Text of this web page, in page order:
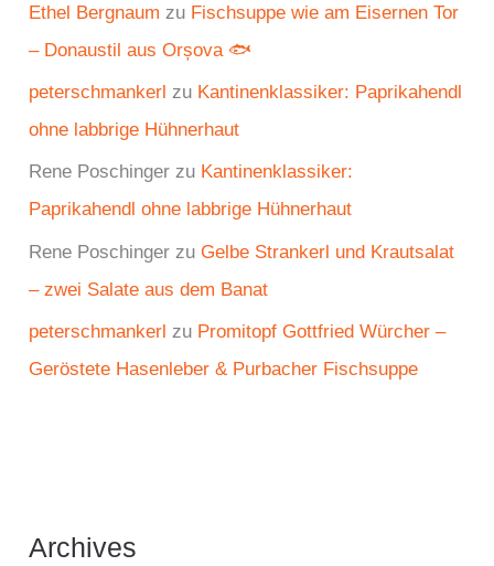
Ethel Bergnaum zu Fischsuppe wie am Eisernen Tor
– Donaustil aus Orșova 🐟
peterschmankerl zu Kantinenklassiker: Paprikahendl
ohne labbrige Hühnerhaut
Rene Poschinger zu Kantinenklassiker:
Paprikahendl ohne labbrige Hühnerhaut
Rene Poschinger zuGelbe Strankerl und Krautsalat
– zwei Salate aus dem Banat
peterschmankerl zu Promitopf Gottfried Würcher –
Geröstete Hasenleber & Purbacher Fischsuppe
Archives